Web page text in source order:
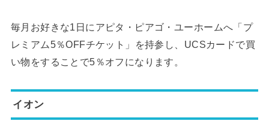
毎月お好きな1日にアピタ・ピアゴ・ユーホームへ「プ
レミアム5％OFFチケット」を持参し、UCSカードで買
い物をすることで5％オフになります。
イオン